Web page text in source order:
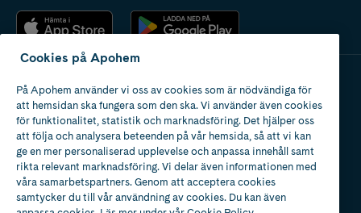
Apotek med tillstånd
av Läkemedelsverket
Cookies på Apohem
På Apohem använder vi oss av cookies som är nödvändiga för
att hemsidan ska fungera som den ska. Vi använder även cookies
för funktionalitet, statistik och marknadsföring. Det hjälper oss
att följa och analysera beteenden på vår hemsida, så att vi kan
ge en mer personaliserad upplevelse och anpassa innehåll samt
rikta relevant marknadsföring. Vi delar även informationen med
våra samarbetspartners. Genom att acceptera cookies
samtycker du till vår användning av cookies. Du kan även